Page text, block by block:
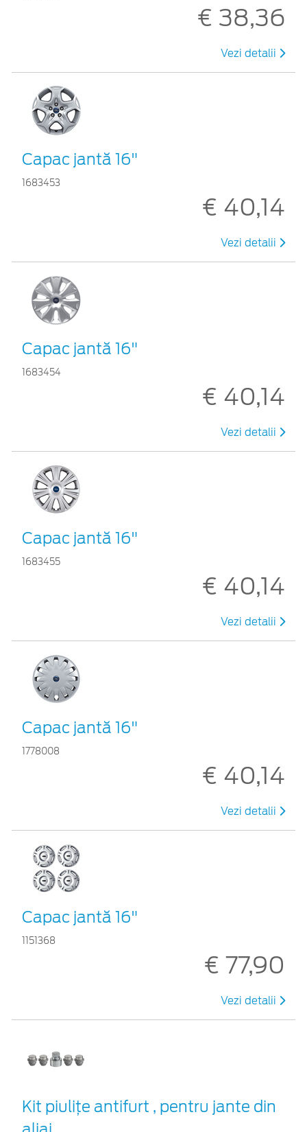
€ 38,36
Vezi detalii
Capac jantă 16"
1683453
€ 40,14
Vezi detalii
Capac jantă 16"
1683454
€ 40,14
Vezi detalii
Capac jantă 16"
1683455
€ 40,14
Vezi detalii
Capac jantă 16"
1778008
€ 40,14
Vezi detalii
Capac jantă 16"
1151368
€ 77,90
Vezi detalii
Kit piuliţe antifurt , pentru jante din